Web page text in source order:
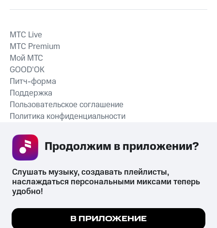
СКАЧАТЬ ПРИЛОЖЕНИЕ
MTС Live
MTС Premium
Мой МТС
GOOD’OK
Питч-форма
Поддержка
Пользовательское соглашение
Политика конфиденциальности
психотропных веществ, их аналогов причиняет вред здоровью,
их незаконный оборот запрещён и влечёт установленную
Мы используем куки, чтобы на сайте все
Подробнее
Слушать музыку, создавать плейлисты,
наслаждаться персональными миксами теперь
удобно!
В ПРИЛОЖЕНИЕ